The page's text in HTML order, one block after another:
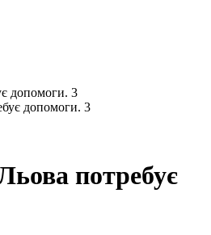
допомоги. 3
потребує